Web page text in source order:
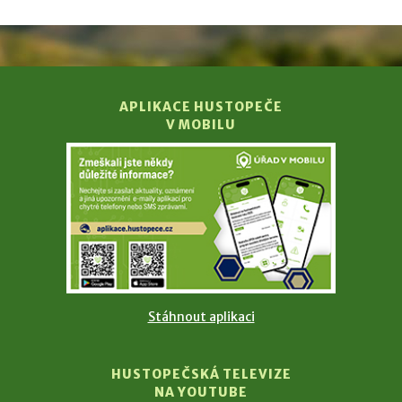
APLIKACE HUSTOPEČE
V MOBILU
Stáhnout aplikaci
HUSTOPEČSKÁ TELEVIZE
NA YOUTUBE